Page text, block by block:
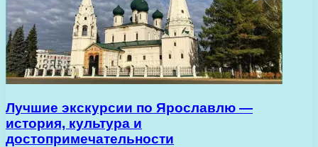
Лучшие экскурсии по Ярославлю —
история, культура и
достопримечательности